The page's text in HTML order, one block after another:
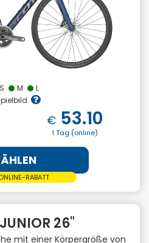
S M
L
€ 53.10
1 Tag (online)
RABATT
26"
mit einer Körpergröße von